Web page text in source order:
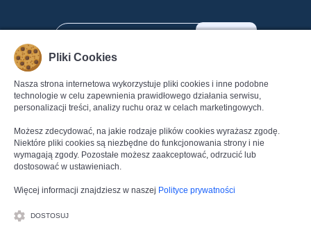
INFORMACJE
Formy Płatności
Dostawa
Zwroty
Gwarancja
POMOC
Pomoc
Regulamin
Polityka Prywatności
Dane kontaktowe
Pliki Cookies
Nasza strona internetowa wykorzystuje pliki cookies i inne podobne
technologie w celu zapewnienia prawidłowego działania serwisu,
personalizacji treści, analizy ruchu oraz w celach marketingowych.
Możesz zdecydować, na jakie rodzaje plików cookies wyrażasz zgodę.
Niektóre pliki cookies są niezbędne do funkcjonowania strony i nie
wymagają zgody. Pozostałe możesz zaakceptować, odrzucić lub
dostosować w ustawieniach.
Więcej informacji znajdziesz w naszej Polityce prywatności
DOSTOSUJ